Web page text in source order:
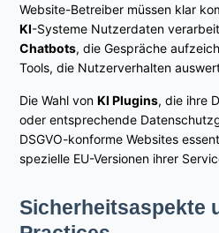
Website-Betreiber müssen klar
KI-Systeme Nutzerdaten
Chatbots, die Gespräche
Tools, die Nutzerverhalten
Die Wahl vonKI Plugins, die ihre
oder entsprechende
DSGVO-konforme Websites
spezielle EU-Versionen ihrer
Sicherheitsaspekte